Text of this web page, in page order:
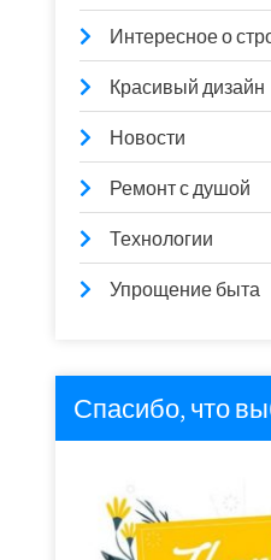
Интересное о
Красивый дизайн
Новости
Ремонт с душой
Технологии
Упрощение быта
Спасибо, что